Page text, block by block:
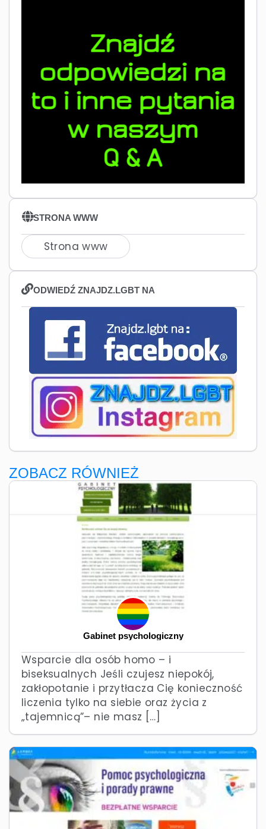
STRONA WWW
Strona www
ODWIEDŹ ZNAJDZ.LGBT NA
ZOBACZ RÓWNIEŻ
Gabinet psychologiczny
Wsparcie dla osób homo – i
biseksualnych Jeśli czujesz niepokój,
zakłopotanie i przytłacza Cię konieczność
liczenia tylko na siebie oraz życia z
„tajemnicą”– nie masz […]